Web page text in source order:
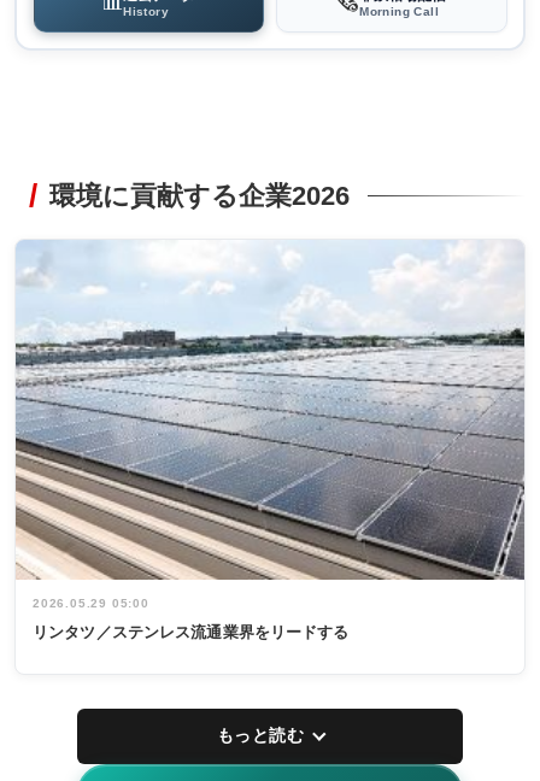
History Morning Call
環境に貢献する企業2026
2026.05.29 05:00
リンタツ／ステンレス流通業界をリードする
もっと読む